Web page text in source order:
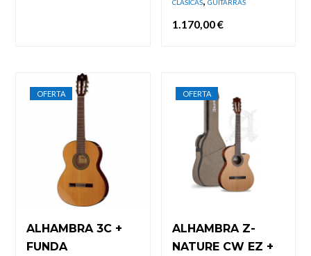
CLÁSICAS GUITARRAS
1.170,00€
OFERTA
ALHAMBRA 3C +
FUNDA
OFERTA
ALHAMBRA Z-
NATURE CW EZ +